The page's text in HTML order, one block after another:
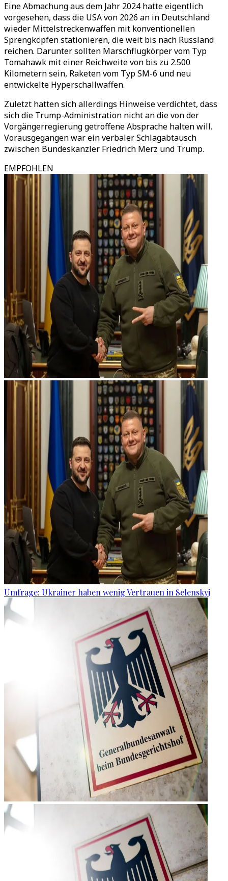
Eine Abmachung aus dem Jahr 2024 hatte eigentlich
vorgesehen, dass die USA von 2026 an in Deutschland
wieder Mittelstreckenwaffen mit konventionellen
Sprengköpfen stationieren, die weit bis nach Russland
reichen. Darunter sollten Marschflugkörper vom Typ
Tomahawk mit einer Reichweite von bis zu 2.500
Kilometern sein, Raketen vom Typ SM-6 und neu
entwickelte Hyperschallwaffen.
Zuletzt hatten sich allerdings Hinweise verdichtet, dass
sich die Trump-Administration nicht an die von der
Vorgängerregierung getroffene Absprache halten will.
Vorausgegangen war ein verbaler Schlagabtausch
zwischen Bundeskanzler Friedrich Merz und Trump.
EMPFOHLEN
Umfrage: Ukrainer haben wenig Vertrauen in Selenskyj